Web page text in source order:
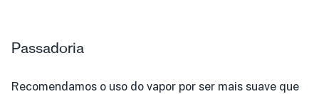
Passadoria
Recomendamos o uso do vapor por ser mais suave que